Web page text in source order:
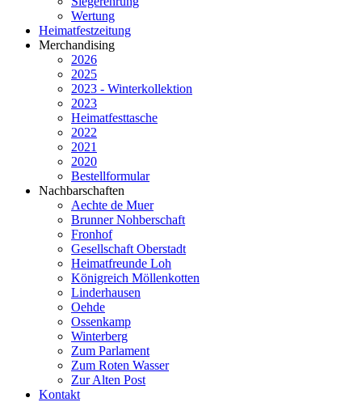
Wertung
Heimatfestzeitung
Merchandising
2026
2025
2023 - Winterkollektion
2023
Heimatfesttasche
2022
2021
2020
Bestellformular
Nachbarschaften
Aechte de Muer
Brunner Nohberschaft
Fronhof
Gesellschaft Oberstadt
Heimatfreunde Loh
Königreich Möllenkotten
Linderhausen
Oehde
Ossenkamp
Winterberg
Zum Parlament
Zum Roten Wasser
Zur Alten Post
Kontakt